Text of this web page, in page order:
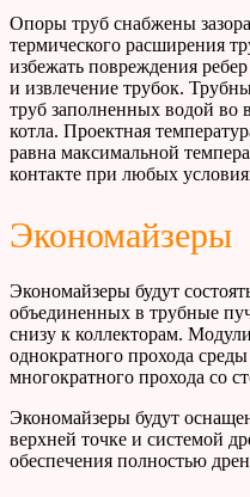
Опоры труб снабжены
термического расширения
избежать повреждения
и извлечение трубок.
труб заполненных водой во
котла. Проектная
равна максимальной
контакте при любых
Экономайзеры
Экономайзеры будут
объединенных в трубные
снизу к коллекторам.
однократного прохода
многократного прохода со
Экономайзеры будут
верхней точке и системой
обеспечения полностью